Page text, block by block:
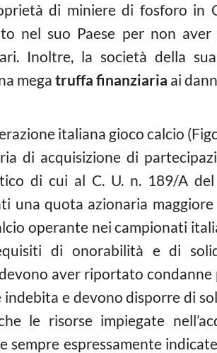
di miniere di fosforo in
nel suo Paese per non
Inoltre, la società della
mega truffa finanziaria ai
italiana gioco calcio
di acquisizione di
di cui al C. U. n. 189/A
una quota azionaria maggiore
operante nei campionati
di onorabilità e di
aver riportato condanne
e devono disporre di
le risorse impiegate
sempre espressamente